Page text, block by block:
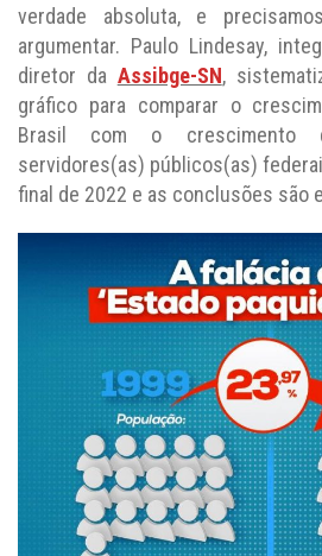
verdade absoluta, e
argumentar. Paulo Lindesay,
diretor da Assibge-SN,
gráfico para comparar o
Brasil com o crescimento
servidores(as) públicos(as)
final de 2022 e as conclusões são